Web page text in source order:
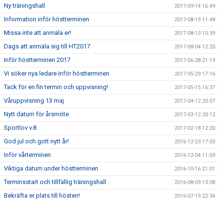
Ny träningshall 2017-09-14 16:49
Information inför höstterminen 2017-08-19 11:48
Missa inte att anmäla er! 2017-08-13 10:39
Dags att anmäla sig till HT2017 2017-08-04 12:20
Inför höstterminen 2017 2017-06-28 21:19
Vi söker nya ledare inför höstterminen 2017-05-29 17:16
Tack för en fin termin och uppvisning! 2017-05-15 16:37
Våruppvisning 13 maj 2017-04-12 20:07
Nytt datum för årsmöte 2017-03-12 20:12
Sportlov v.8 2017-02-18 12:20
God jul och gott nytt år! 2016-12-23 17:03
Inför vårterminen 2016-12-04 11:09
Viktiga datum under höstterminen 2016-10-16 21:01
Terminsstart och tillfällig träningshall 2016-08-09 13:08
Bekräfta er plats till hösten! 2016-07-19 22:34